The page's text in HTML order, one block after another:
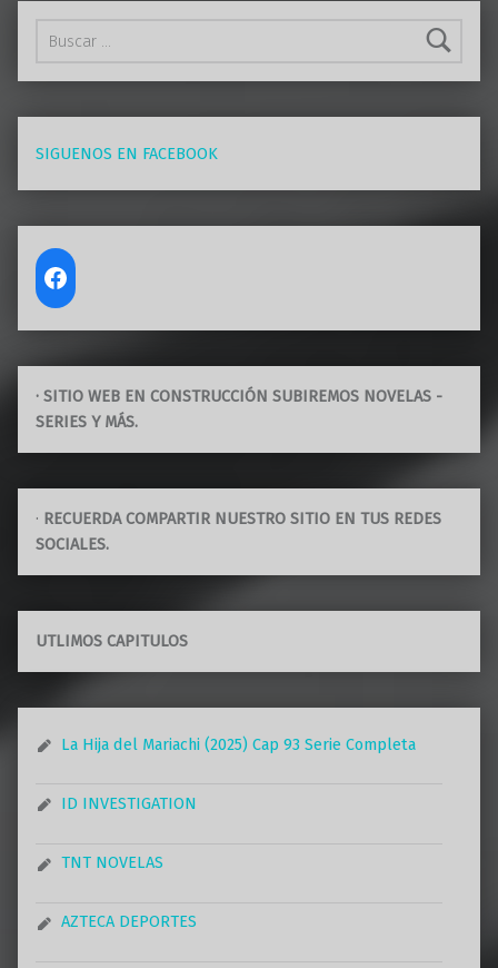
SIGUENOS EN FACEBOOK
· SITIO WEB EN CONSTRUCCIÓN SUBIREMOS NOVELAS -
SERIES Y MÁS.
· RECUERDA COMPARTIR NUESTRO SITIO EN TUS REDES
SOCIALES.
UTLIMOS CAPITULOS
La Hija del Mariachi (2025) Cap 93 Serie Completa
ID INVESTIGATION
TNT NOVELAS
AZTECA DEPORTES